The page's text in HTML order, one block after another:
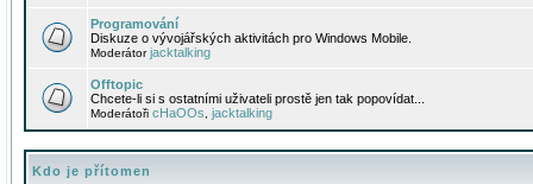
Programování
Diskuze o vývojářských aktivitách pro Windows Mobile.
Moderátorjacktalking
Offtopic
Chcete-li si s ostatními uživateli prostě jen tak popovídat...
Moderátoři cHaOOs jacktalking
Kdo je přítomen